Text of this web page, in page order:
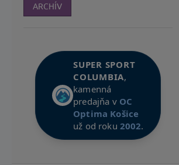
ARCHÍV
SUPER SPORT
COLUMBIA,
kamenná
predajňa v OC
Optima Košice
už od roku 2002.